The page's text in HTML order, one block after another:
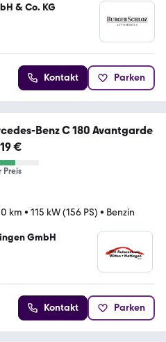
& Co. KG
Kontakt Parken
Benz C 180 Avantgarde
€
Preis
km • 115 kW (156 PS) • Benzin
GmbH
Kontakt Parken